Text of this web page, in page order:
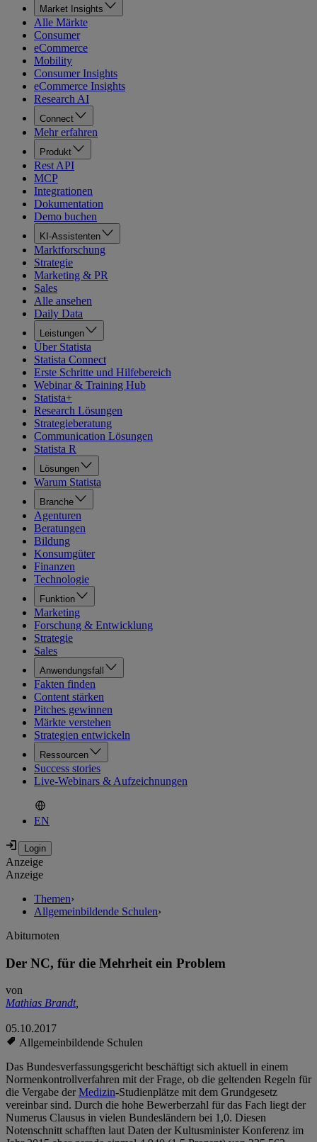
Market Insights
Alle Märkte
Consumer
eCommerce
Mobility
Consumer Insights
eCommerce Insights
Research AI
Connect
Mehr erfahren
Produkt
Rest API
MCP
Integrationen
Dokumentation
Demo buchen
KI-Assistenten
Marktforschung
Strategie
Marketing & PR
Sales
Alle ansehen
Daily Data
Leistungen
Über Statista
Statista Connect
Erste Schritte und Hilfebereich
Webinar & Training Hub
Statista+
Research Lösungen
Strategieberatung
Communication Lösungen
Statista R
Lösungen
Warum Statista
Branche
Agenturen
Beratungen
Bildung
Konsumgüter
Finanzen
Technologie
Funktion
Marketing
Forschung & Entwicklung
Strategie
Sales
Anwendungsfall
Fakten finden
Content stärken
Pitches gewinnen
Märkte verstehen
Strategien entwickeln
Ressourcen
Success stories
Live-Webinars & Aufzeichnungen
EN
Anzeige
Anzeige
Themen›
Allgemeinbildende Schulen›
Abiturnoten
Der NC, für die Mehrheit ein Problem
von
Mathias Brandt,
05.10.2017
Allgemeinbildende Schulen
Das Bundesverfassungsgericht beschäftigt sich aktuell in einem
Normenkontrollverfahren mit der Frage, ob die geltenden Regeln für
die Vergabe derMedizin-Studienplätze mit dem Grundgesetz
vereinbar sind. Durch die hohe Bewerberzahl für das Fach liegt der
Numerus Clausus in vielen Bundesländern bei 1,0. Diesen
Notenschnitt schafften laut Daten der Kultusminister Konferenz im